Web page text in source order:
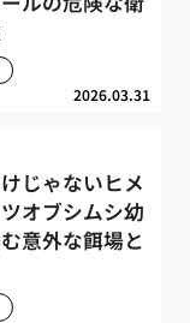
2026.03.31
じゃないヒメ
オブシムシ幼
意外な餌場と